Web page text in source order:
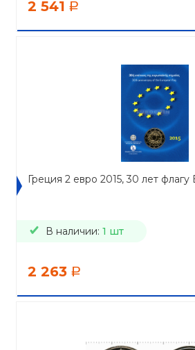
2 541 a
Греция 2 евро 2015, 30 лет флагу
В наличии: 1 шт
2 263 a